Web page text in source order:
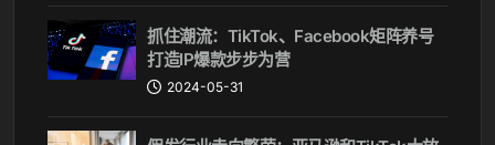
抓住潮流：TikTok、Facebook矩阵养号
打造IP爆款步步为营
2024-05-31